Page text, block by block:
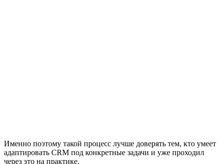
Именно поэтому такой процесс лучше доверять тем, кто умеет
адаптировать CRM под конкретные задачи и уже проходил
через это на практике.